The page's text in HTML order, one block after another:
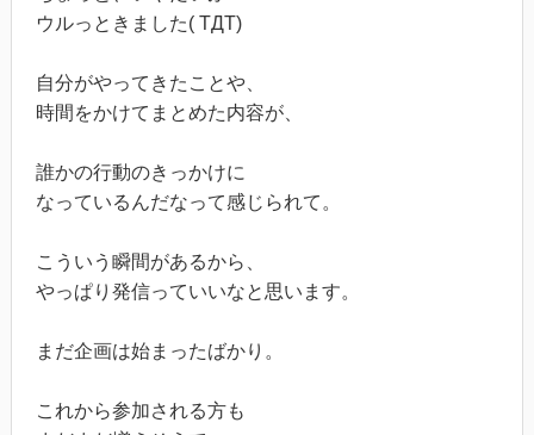
ウルっときました( TДT)
自分がやってきたことや、
時間をかけてまとめた内容が、
誰かの行動のきっかけに
なっているんだなって感じられて。
こういう瞬間があるから、
やっぱり発信っていいなと思います。
まだ企画は始まったばかり。
これから参加される方も